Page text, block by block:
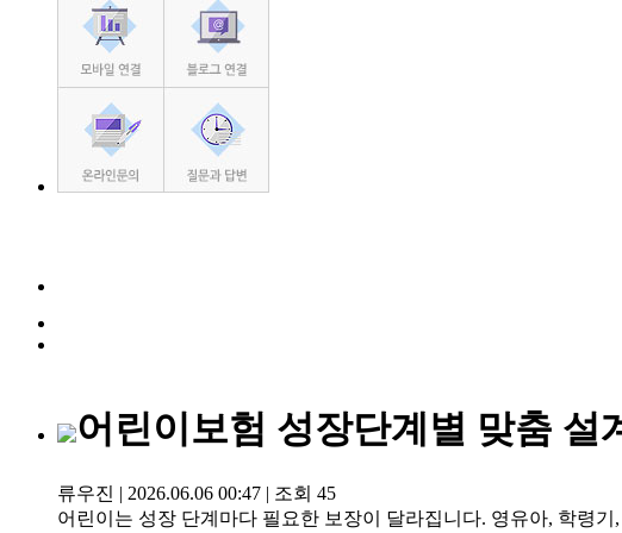
어린이보험 성장단계별 맞춤 설
류우진 | 2026.06.06 00:47 | 조회 45
어린이는 성장 단계마다 필요한 보장이 달라집니다. 영유아, 학령